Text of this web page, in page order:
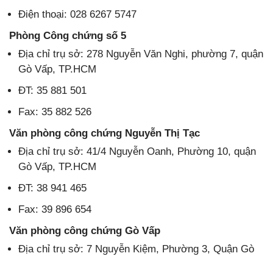
Điện thoại: 028 6267 5747
Phòng Công chứng số 5
Địa chỉ trụ sở: 278 Nguyễn Văn Nghi, phường 7, quận
Gò Vấp, TP.HCM
ĐT: 35 881 501
Fax: 35 882 526
Văn phòng công chứng Nguyễn Thị Tạc
Địa chỉ trụ sở: 41/4 Nguyễn Oanh, Phường 10, quận
Gò Vấp, TP.HCM
ĐT: 38 941 465
Fax: 39 896 654
Văn phòng công chứng Gò Vấp
Địa chỉ trụ sở: 7 Nguyễn Kiệm, Phường 3, Quận Gò